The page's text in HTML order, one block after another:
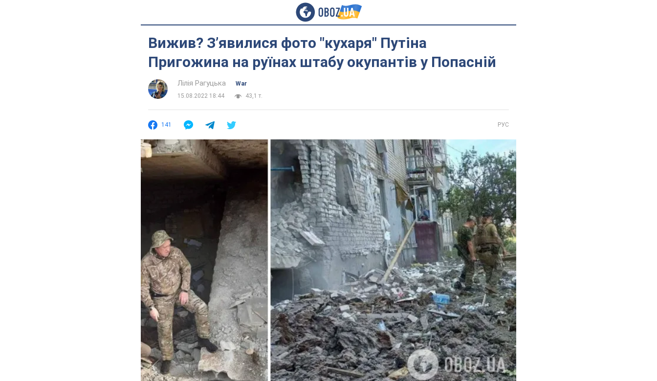
Вижив? З’явилися фото "кухаря" Путіна
Пригожина на руїнах штабу окупантів у Попасній
Лілія Рагуцька
War
15.08.2022 18:44
43,1 т.
141 РУС